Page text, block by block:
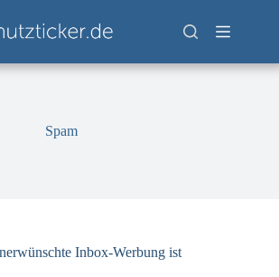
Spam
Inbox-Werbung ist